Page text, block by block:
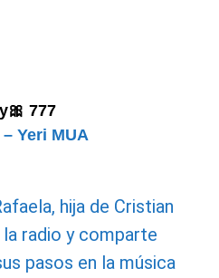
777
Yeri MUA
hija de Cristian
radio y comparte
pasos en la música